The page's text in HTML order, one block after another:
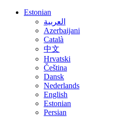
Estonian
العربية
Azerbaijani
Català
中文
Hrvatski
Čeština
Dansk
Nederlands
English
Estonian
Persian